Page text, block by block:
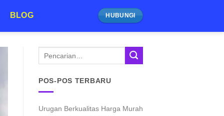
BLOG HUBUNGI
POS-POS TERBARU
Urugan Berkualitas Harga Murah